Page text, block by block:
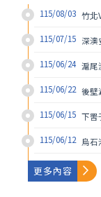
115/08/04 海洋
115/07/24 海洋
115/07/24 海洋
115/07/24 海洋
115/07/22 海洋
更多內容
115/04/08 有關
115/04/08 海巡
115/04/02 有關
115/04/01 針對
115/04/01 有關
更多內容
115/08/03 竹北
115/07/15 深澳
115/06/24 滬尾
115/06/22 後壁
115/06/15 下罟
115/06/12 烏石
更多內容